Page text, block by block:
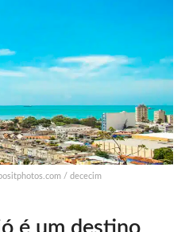
/ dececim
é um destino